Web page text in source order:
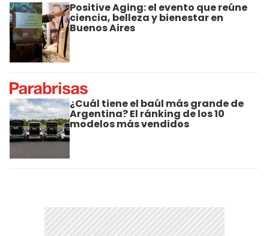
Positive Aging: el evento que reúne
ciencia, belleza y bienestar en
Buenos Aires
¿Cuál tiene el baúl más grande de
Argentina? El ránking de los 10
modelos más vendidos